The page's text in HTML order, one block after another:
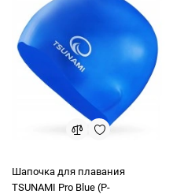
Шапочка для плавания
TSUNAMI Pro Blue (P-